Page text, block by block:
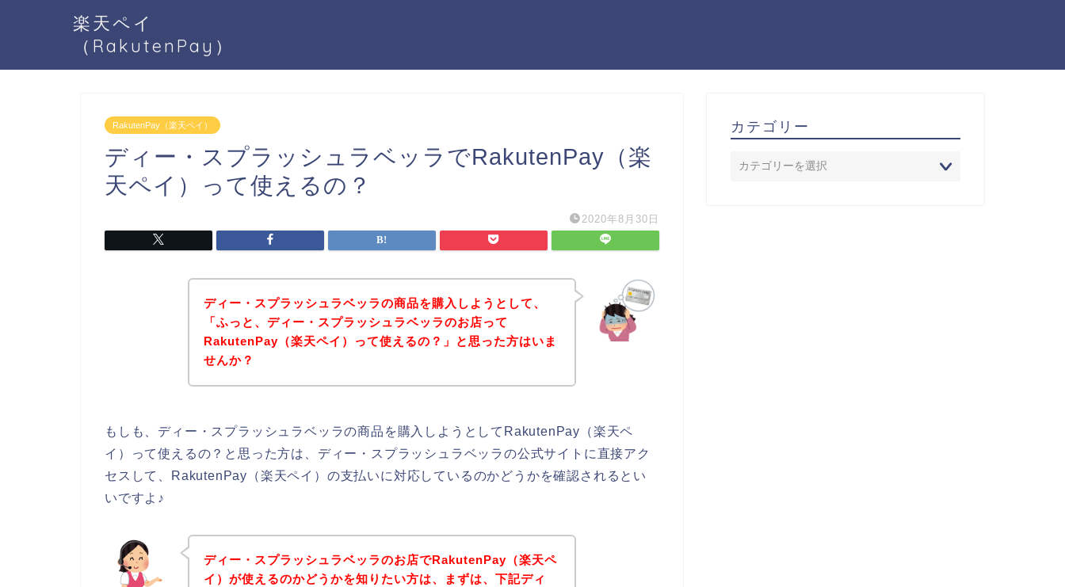
楽天ペイ
（RakutenPay）
RakutenPay（楽天ペイ）
ディー・スプラッシュラベッラでRakutenPay（楽
天ペイ）って使えるの？
2020年8月30日
ディー・スプラッシュラベッラの商品を購入しようとして、
「ふっと、ディー・スプラッシュラベッラのお店って
RakutenPay（楽天ペイ）って使えるの？」と思った方はいま
せんか？
もしも、ディー・スプラッシュラベッラの商品を購入しようとしてRakutenPay（楽天ペ
イ）って使えるの？と思った方は、ディー・スプラッシュラベッラの公式サイトに直接アク
セスして、RakutenPay（楽天ペイ）の支払いに対応しているのかどうかを確認されるとい
いですよ♪
ディー・スプラッシュラベッラのお店でRakutenPay（楽天ペ
イ）が使えるのかどうかを知りたい方は、まずは、下記ディ
カテゴリー